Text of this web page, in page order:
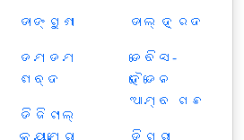
ଡାଙ୍ଗୁଣା
ଡମଡମ
ଶବ୍ଦ
ଡିଜିଟାଲ୍
ଡାଲ୍ ହ୍ରଦ
ଡେବିସ-
ହୈଡେନ
ଆମ୍ବ ଗଛ